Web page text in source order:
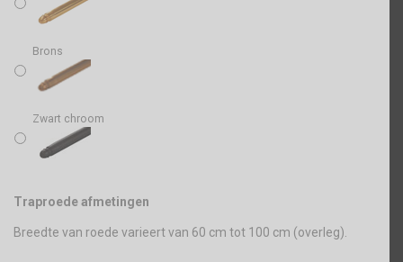
Brons
Zwart chroom
Traproede afmetingen
Breedte van roede varieert van 60 cm tot 100 cm (overleg).